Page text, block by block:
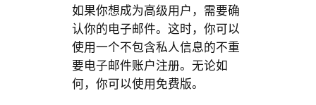
如果你想成为高级用户，需要确
认你的电子邮件。这时，你可以
使用一个不包含私人信息的不重
要电子邮件账户注册。无论如
何，你可以使用免费版。